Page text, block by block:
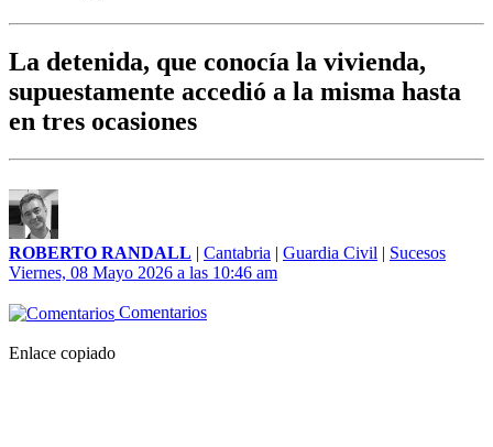
La detenida, que conocía la vivienda,
supuestamente accedió a la misma hasta
en tres ocasiones
ROBERTO RANDALL | Cantabria | Guardia Civil | Sucesos
Viernes, 08 Mayo 2026 a las 10:46 am
Comentarios
Enlace copiado